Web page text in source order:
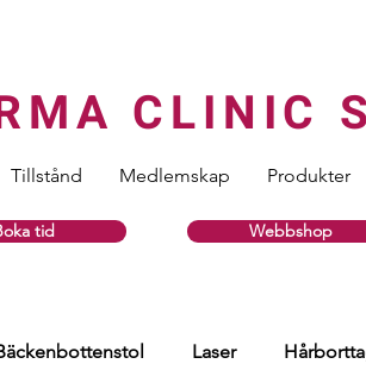
CLINIC
Tillstånd Medlemskap Produkter
tid Webbshop
Laser